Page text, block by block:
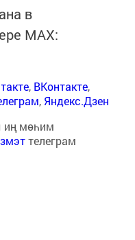
в
MАХ:
, ВКонтакте,
, Яндекс.Дзен
мөһим
телеграм